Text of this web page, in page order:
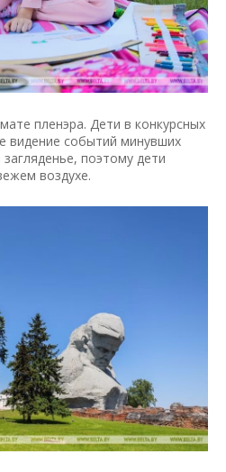
пленэра. Дети в конкурсных
видение событий минувших
поэтому дети
воздухе.